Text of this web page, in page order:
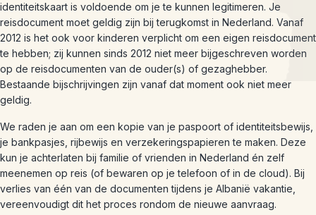
identiteitskaart is voldoende om je te kunnen legitimeren. Je
reisdocument moet geldig zijn bij terugkomst in Nederland. Vanaf
2012 is het ook voor kinderen verplicht om een eigen reisdocument
te hebben; zij kunnen sinds 2012 niet meer bijgeschreven worden
op de reisdocumenten van de ouder(s) of gezaghebber.
Bestaande bijschrijvingen zijn vanaf dat moment ook niet meer
geldig.
We raden je aan om een kopie van je paspoort of identiteitsbewijs,
je bankpasjes, rijbewijs en verzekeringspapieren te maken. Deze
kun je achterlaten bij familie of vrienden in Nederland én zelf
meenemen op reis (of bewaren op je telefoon of in de cloud). Bij
verlies van één van de documenten tijdens je Albanië vakantie,
vereenvoudigt dit het proces rondom de nieuwe aanvraag.